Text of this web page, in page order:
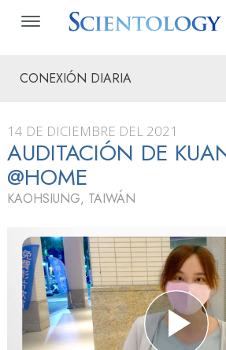
CONEXIÓN DIARIA
14 DE DICIEMBRE DEL 2021
AUDITACIÓN DE
@HOME
KAOHSIUNG, TAIWÁN